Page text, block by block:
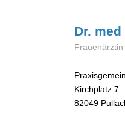
Dr.
Frauenärztin
Kirchplatz 7
82049